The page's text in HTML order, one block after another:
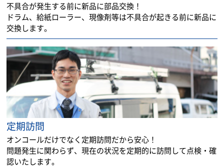
不具合が発生する前に新品に部品交換！
ドラム、給紙ローラー、現像剤等は不具合が起きる前に新品に
交換します。
定期訪問
オンコールだけでなく定期訪問だから安心！
問題発生に関わらず、現在の状況を定期的に訪問して点検・確
認いたします。